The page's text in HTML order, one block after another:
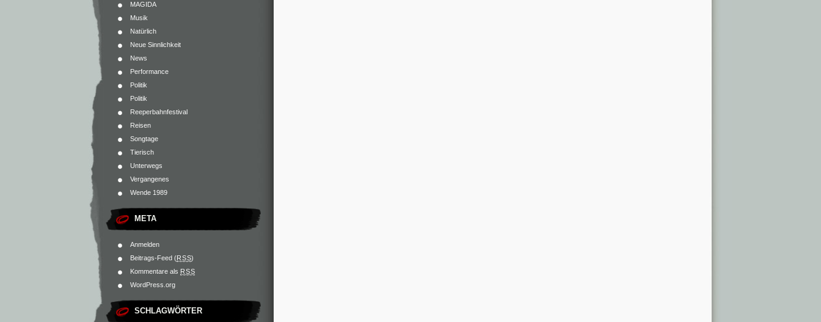
MAGIDA
Musik
Natürlich
Neue Sinnlichkeit
News
Performance
Politik
Politik
Reeperbahnfestival
Reisen
Songtage
Tierisch
Unterwegs
Vergangenes
Wende 1989
META
Anmelden
Beitrags-Feed (RSS)
Kommentare als RSS
WordPress.org
SCHLAGWÖRTER